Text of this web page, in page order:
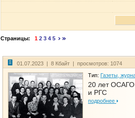
Страницы: 1 2 3 4 5
01.07.2023 | 8 Кбайт | просмотров: 1074
Тип: Газеты,
20 лет
и РГС
подробнее